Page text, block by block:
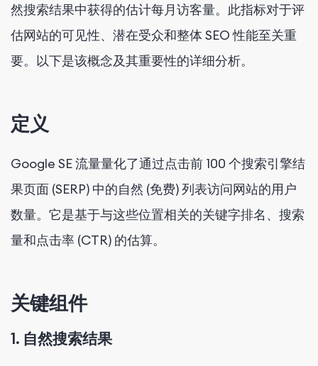
然搜索结果中获得的估计每月访客量。此指标对于评
估网站的可见性、潜在受众和整体 SEO 性能至关重
要。以下是该概念及其重要性的详细分析。
定义
Google SE 流量量化了通过点击前 100 个搜索引擎结
果页面 (SERP) 中的自然 (免费) 列表访问网站的用户
数量。它是基于与这些位置相关的关键字排名、搜索
量和点击率 (CTR) 的估算。
关键组件
1. 自然搜索结果